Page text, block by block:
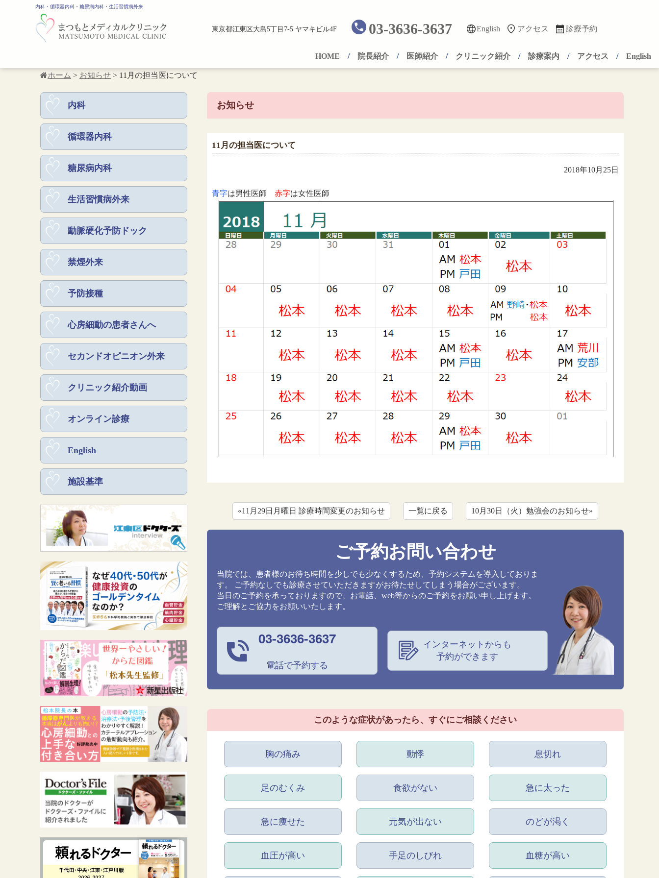
内科・循環器内科・糖尿病内科・生活習慣病外来
東京都江東区大島5丁目7-5 ヤマキビル4F 03-3636-3637 English アクセス 診療予約
HOME 院長紹介 医師紹介 クリニック紹介 診療案内 アクセス English
ホーム > お知らせ > 11月の担当医について
お知らせ
11月の担当医について
2018年10月25日
青字は男性医師 赤字は女性医師
«11月29日月曜日 診療時間変更のお知らせ 一覧に戻る 10月30日（火）勉強会のお知らせ»
ご予約お問い合わせ
当院では、患者様のお待ち時間を少しでも少なくするため、予約システムを導入しておりま
す。 ご予約なしでも診療させていただきますがお待たせしてしまう場合がございます。
当日のご予約を承っておりますので、お電話、web等からのご予約をお願い申し上げます。
ご理解とご協力をお願いいたします。
03-3636-3637
電話で予約する
インターネットからも
予約ができます
このような症状があったら、 すぐにご相談ください
胸の痛み 動悸 息切れ
足のむくみ 食欲がない 急に太った
急に痩せた 元気が出ない のどが渇く
血圧が高い 手足のしびれ 血糖が高い
内科
循環器内科
糖尿病内科
生活習慣病外来
動脈硬化予防ドック
禁煙外来
予防接種
心房細動の患者さんへ
セカンドオピニオン外来
クリニック紹介動画
オンライン診療
English
施設基準